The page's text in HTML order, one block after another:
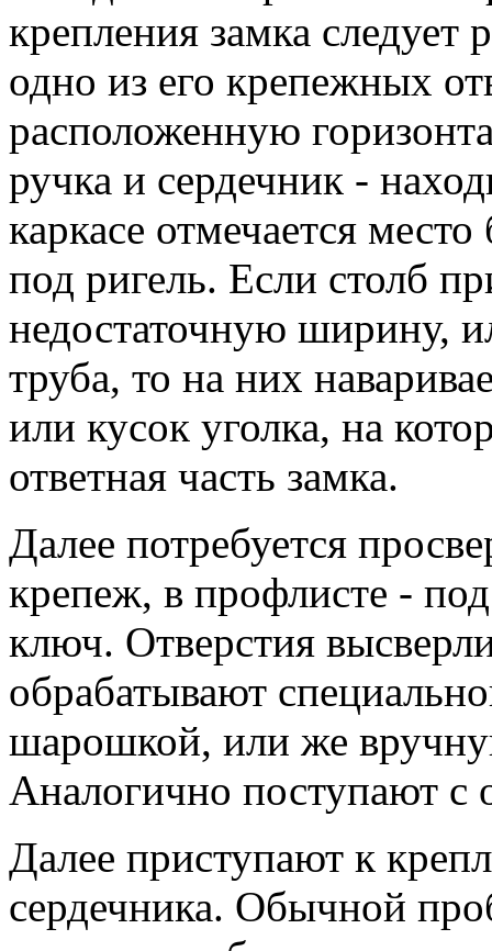
крепления замка следует
одно из его крепежных
расположенную
ручка и сердечник -
каркасе отмечается
под ригель. Если столб
недостаточную ширину,
труба, то на них
или кусок уголка, на
ответная часть замка.
Далее потребуется
крепеж, в профлисте -
ключ. Отверстия
обрабатывают
шарошкой, или же
Аналогично поступают с
Далее приступают к
сердечника. Обычной